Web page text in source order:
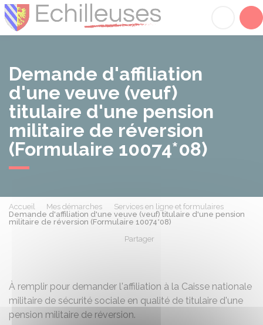
Demande d'affiliation
d'une veuve (veuf)
titulaire d'une pension
militaire de réversion
(Formulaire 10074*08)
Accueil Mes démarches
Services en ligne et formulaires
Demande d'affiliation d'une veuve (veuf) titulaire d'une pension
militaire de réversion (Formulaire 10074*08)
Partager
À remplir pour demander l'affiliation à la Caisse nationale
militaire de sécurité sociale en qualité de titulaire d'une
pension militaire de réversion.